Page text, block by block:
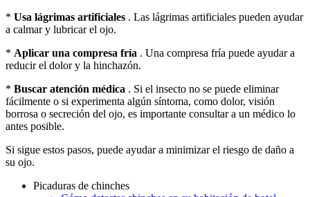
* Usa lágrimas artificiales . Las lágrimas artificiales pueden ayudar
a calmar y lubricar el ojo.
* Aplicar una compresa fría . Una compresa fría puede ayudar a
reducir el dolor y la hinchazón.
* Buscar atención médica . Si el insecto no se puede eliminar
fácilmente o si experimenta algún síntoma, como dolor, visión
borrosa o secreción del ojo, es importante consultar a un médico lo
antes posible.
Si sigue estos pasos, puede ayudar a minimizar el riesgo de daño a
su ojo.
Picaduras de chinches